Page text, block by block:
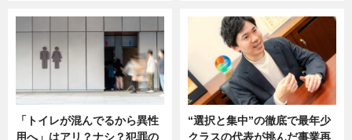
「トイレが混んでるから異性
用へ」はアリ？ナシ？犯罪の
“選択と集中”の徹底で最年少
クラスの代表が挑んだ事業再